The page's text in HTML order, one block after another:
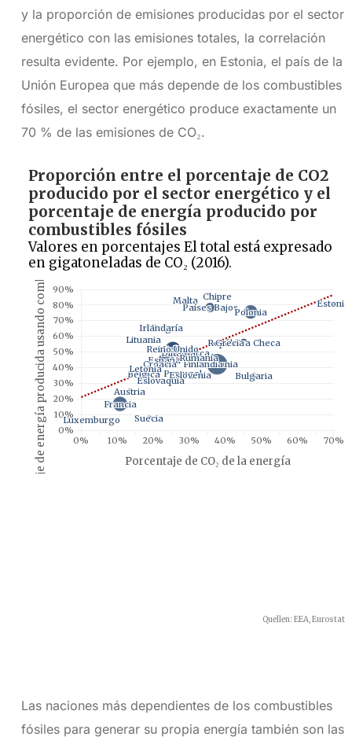
y la proporción de emisiones producidas por el sector
energético con las emisiones totales, la correlación
resulta evidente. Por ejemplo, en Estonia, el país de la
Unión Europea que más depende de los combustibles
fósiles, el sector energético produce exactamente un
70 % de las emisiones de CO₂.
Las naciones más dependientes de los combustibles
fósiles para generar su propia energía también son las